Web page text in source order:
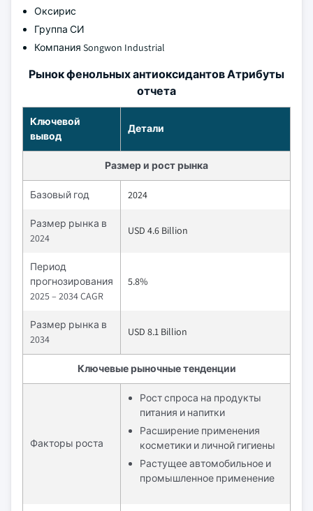
Оксирис
Группа СИ
Компания Songwon Industrial
Рынок фенольных антиоксидантов Атрибуты
отчета
Ключевой
вывод
Детали
Размер и рост рынка
Базовый год 2024
Размер рынка в
2024
USD 4.6 Billion
Период
прогнозирования
2025 – 2034 CAGR
5.8%
Размер рынка в
2034
USD 8.1 Billion
Ключевые рыночные тенденции
Факторы роста
Рост спроса на продукты
питания и напитки
Расширение применения
косметики и личной гигиены
Растущее автомобильное и
промышленное применение